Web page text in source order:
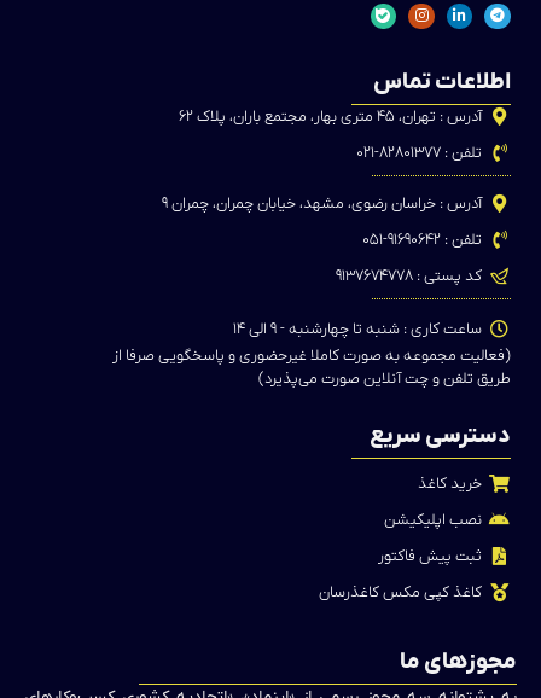
اطلاعات تماس
آدرس : تهران، ۴۵ متری بهار، مجتمع باران، پلاک ۶۲
تلفن : ۸۲۸۰۱۳۷۷-۰۲۱
آدرس : خراسان رضوی، مشهد، خیابان چمران، چمران ۹
تلفن : ۹۱۶۹۰۶۴۲-۰۵۱
کد پستی : ۹۱۳۷۶۷۴۷۷۸
ساعت کاری : شنبه تا چهارشنبه - ۹ الی ۱۴
(فعالیت مجموعه به صورت کاملا غیرحضوری و پاسخگویی صرفا از
طریق تلفن و چت آنلاین صورت می‌پذیرد)
دسترسی سریع
خرید کاغذ
نصب اپلیکیشن
ثبت پیش فاکتور
کاغذ کپی مکس کاغذرسان
مجوزهای ما